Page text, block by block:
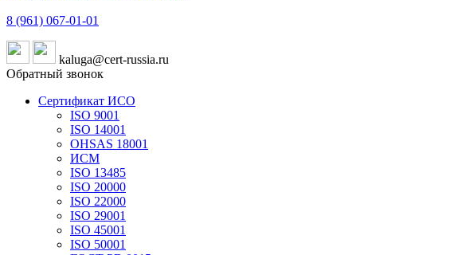
8 (961) 067-01-01
kaluga@cert-russia.ru
Обратный звонок
Сертификат ИСО
ISO 9001
ISO 14001
OHSAS 18001
ИСМ
ISO 13485
ISO 20000
ISO 22000
ISO 29001
ISO 45001
ISO 50001